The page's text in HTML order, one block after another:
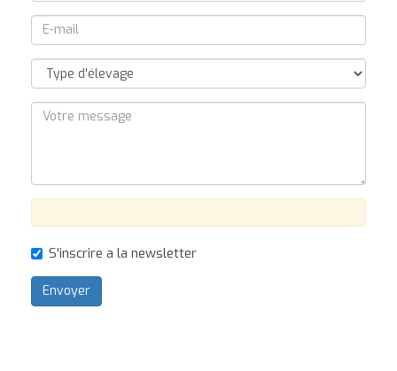
S'inscrire a la newsletter